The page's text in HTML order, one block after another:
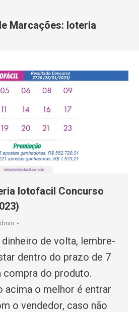
Marcações: loteria
lotofacil Concurso
dinheiro de volta, lembre-
dentro do prazo de 7
compra do produto.
acima o melhor é entrar
o vendedor, caso não